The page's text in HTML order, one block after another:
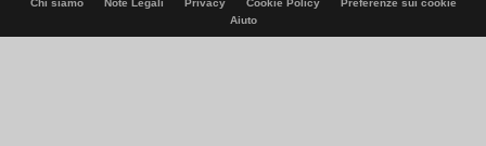
Chi siamo Note Legali Privacy Cookie Policy
Preferenze sui cookie
Aiuto